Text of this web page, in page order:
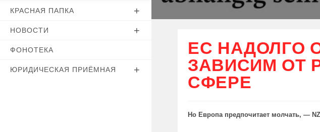
КРАСНАЯ ПАПКА
НОВОСТИ
ФОНОТЕКА
ЮРИДИЧЕСКАЯ ПРИЁМНАЯ
ЕС НАДОЛГО
ЗАВИСИМ ОТ
СФЕРЕ
Но Европа предпочитает молчать, —